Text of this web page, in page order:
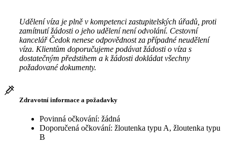
Udělení víza je plně v kompetenci zastupitelských úřadů, proti
zamítnutí žádosti o jeho udělení není odvolání. Cestovní
kancelář Čedok nenese odpovědnost za případné neudělení
víza. Klientům doporučujeme podávat žádosti o víza s
dostatečným předstihem a k žádosti dokládat všechny
požadované dokumenty.
Zdravotní informace a požadavky
Povinná očkování: žádná
Doporučená očkování: žloutenka typu A, žloutenka typu
B